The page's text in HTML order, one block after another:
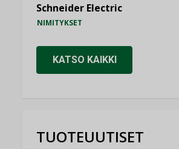
Schneider Electric
NIMITYKSET
KATSO KAIKKI
TUOTEUUTISET